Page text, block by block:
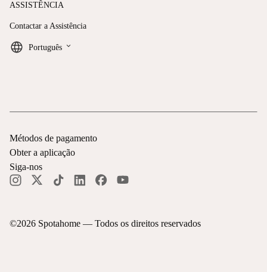
ASSISTÊNCIA
Contactar a Assistência
Português keyboard_arrow_down
©2026 Spotahome — Todos os direitos reservados
Métodos de pagamento
Obter a aplicação
Siga-nos